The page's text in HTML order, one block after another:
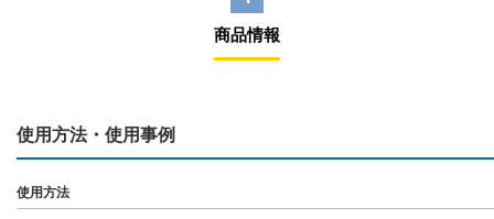
商品情報
使用方法・使用事例
使用方法